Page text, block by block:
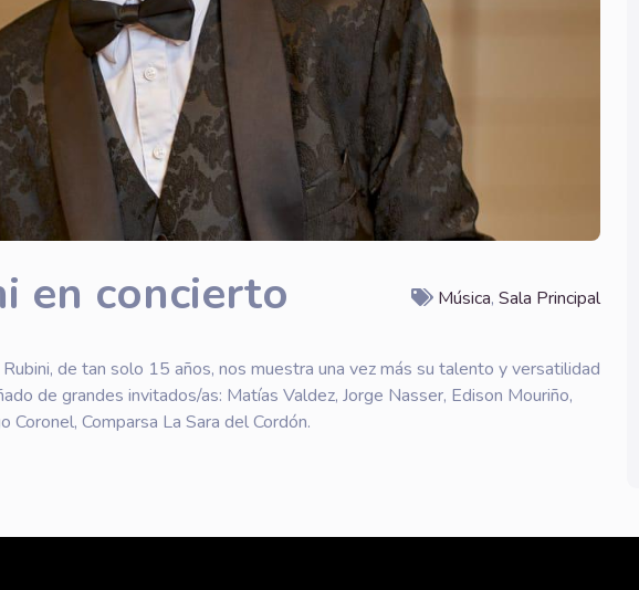
en concierto Música, Sala Principal
de tan solo 15 años, nos muestra una vez más su talento y versatilidad
de grandes invitados/as: Matías Valdez, Jorge Nasser, Edison Mouriño,
Coronel, Comparsa La Sara del Cordón.